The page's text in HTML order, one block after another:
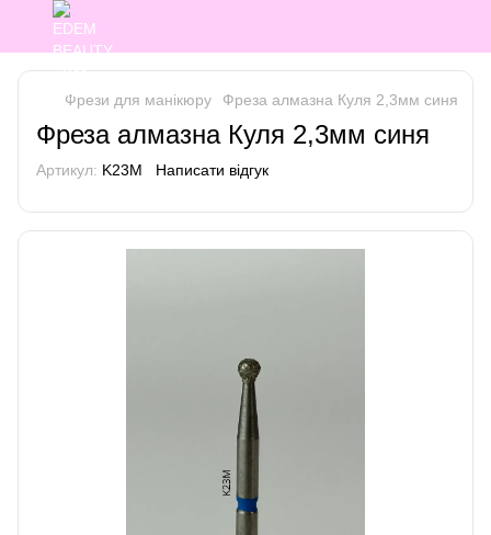
Фрези для манікюру Фреза алмазна Куля 2,3мм синя
Фреза алмазна Куля 2,3мм синя
Артикул: K23M Написати відгук